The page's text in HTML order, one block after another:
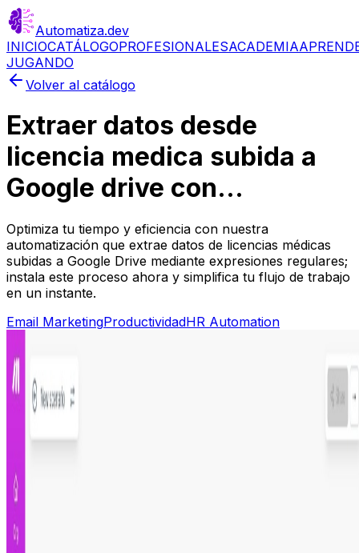
Automatiza.dev
INICIOCATÁLOGOPROFESIONALESACADEMIA
JUGANDO
Volver al catálogo
Extraer datos desde
licencia medica subida a
Google drive con...
Optimiza tu tiempo y eficiencia con nuestra
automatización que extrae datos de licencias médicas
subidas a Google Drive mediante expresiones regulares;
instala este proceso ahora y simplifica tu flujo de trabajo
en un instante.
Email MarketingProductividadHR Automation
Más información
Paso 1Regístrate en Make.com